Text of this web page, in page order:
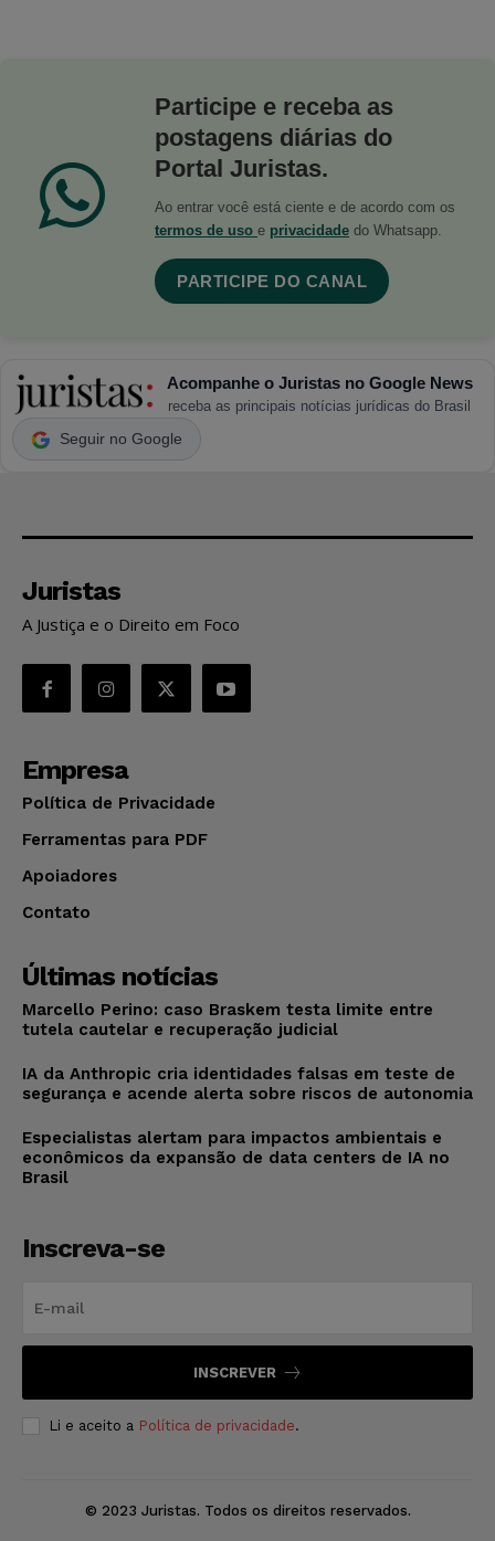
Participe e receba as
postagens diárias do
Portal Juristas.
Ao entrar você está ciente e de acordo com os
termos de uso e privacidade do Whatsapp.
PARTICIPE DO CANAL
Acompanhe o Juristas no Google News
receba as principais notícias jurídicas do Brasil
Seguir no Google
Juristas
A Justiça e o Direito em Foco
Empresa
Política de Privacidade
Ferramentas para PDF
Apoiadores
Contato
Últimas notícias
Marcello Perino: caso Braskem testa limite entre
tutela cautelar e recuperação judicial
IA da Anthropic cria identidades falsas em teste de
segurança e acende alerta sobre riscos de autonomia
Especialistas alertam para impactos ambientais e
econômicos da expansão de data centers de IA no
Brasil
Inscreva-se
INSCREVER
Li e aceito a Política de privacidade.
© 2023 Juristas. Todos os direitos reservados.